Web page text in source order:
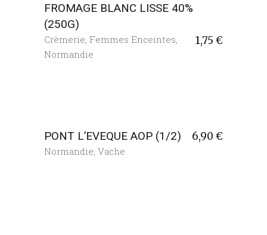
FROMAGE BLANC LISSE 40%
(250G)
1,75 €
Crèmerie Femmes Enceintes
Normandie
PONT L’EVEQUE AOP (1/2) 6,90 €
Normandie, Vache